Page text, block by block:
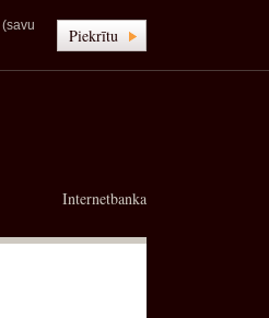
Piekrītu
Internetbanka